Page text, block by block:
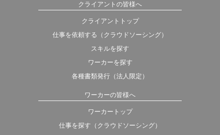
クライアントの皆様へ
クライアントトップ
仕事を依頼する（クラウドソーシング）
スキルを探す
ワーカーを探す
各種書類発行（法人限定）
ワーカーの皆様へ
ワーカートップ
仕事を探す（クラウドソーシング）